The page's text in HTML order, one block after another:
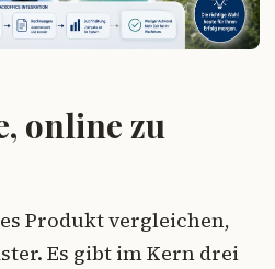
online zu
Produkt vergleichen,
Es gibt im Kern drei